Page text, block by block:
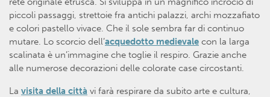
piccoli passaggi, strettoie fra antichi palazzi, archi mozzafiato
e colori pastello vivace. Che il sole sembra far di continuo
mutare. Lo scorcio dell’acquedotto medievale con la larga
scalinata è un’immagine che toglie il respiro. Grazie anche
alle numerose decorazioni delle colorate case circostanti.
La visita della città vi farà respirare da subito arte e cultura,